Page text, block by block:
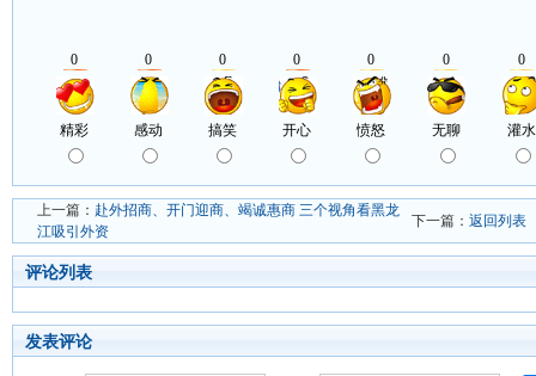
上一篇： 赴外招商、开门迎商、竭诚惠商 三个视角看黑龙
江吸引外资
下一篇： 返回列表
评论列表
发表评论